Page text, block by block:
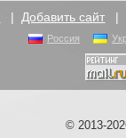
| Добавить сайт |
Россия
© 2013-